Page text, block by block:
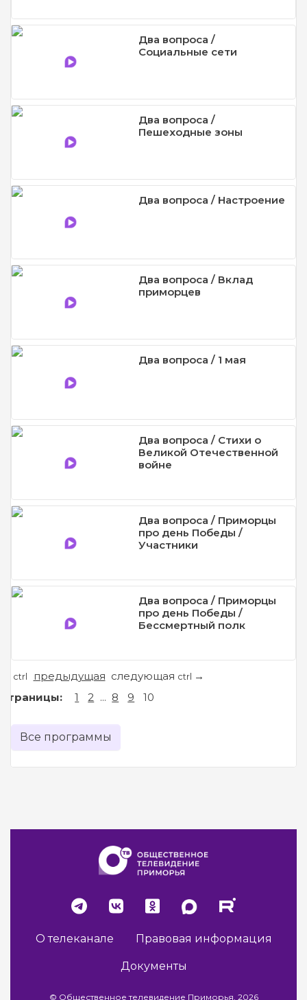
Два вопроса /
Социальные сети
Два вопроса /
Пешеходные зоны
Два вопроса / Настроение
Два вопроса / Вклад
приморцев
Два вопроса / 1 мая
Два вопроса / Стихи о
Великой Отечественной
войне
Два вопроса / Приморцы
про день Победы /
Участники
Два вопроса / Приморцы
про день Победы /
Бессмертный полк
ctrl предыдущая следующая ctrl →
Страницы: 1 2 ... 8 9 10
Все программы
О телеканале Правовая информация
Документы
© Общественное телевидение Приморья, 2026